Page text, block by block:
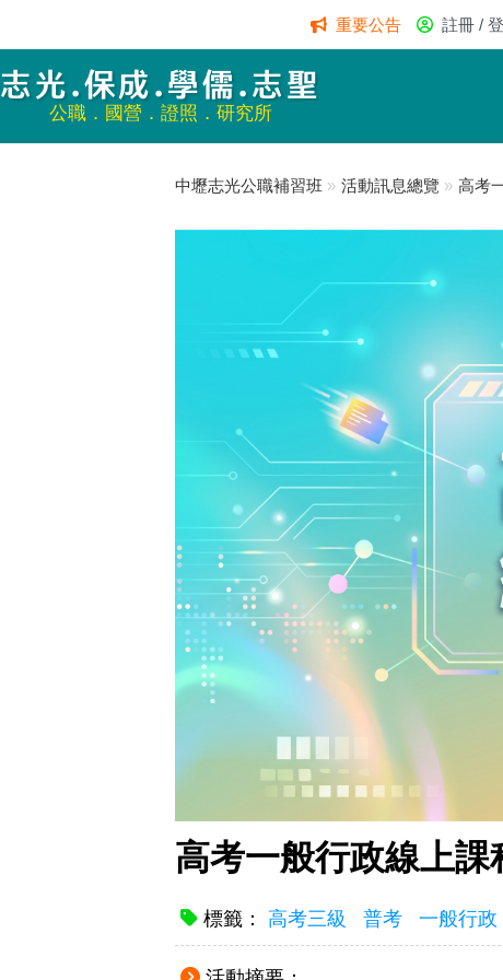
重要公告 註冊 /
志光.保成.學儒.志聖
公職．國營．證照．研究所
中壢志光公職補習班 » 活動訊息總覽 » 高考
高考一般行政線上
標籤： 高考三級 普考 一般行政